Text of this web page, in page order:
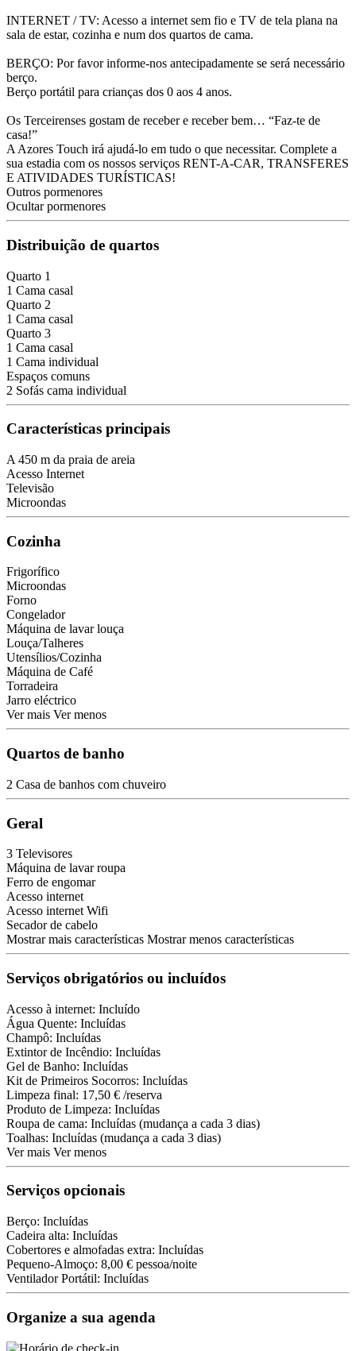
INTERNET / TV: Acesso a internet sem fio e TV de tela plana na
sala de estar, cozinha e num dos quartos de cama.
BERÇO: Por favor informe-nos antecipadamente se será necessário
berço.
Berço portátil para crianças dos 0 aos 4 anos.
Os Terceirenses gostam de receber e receber bem… “Faz-te de
casa!”
A Azores Touch irá ajudá-lo em tudo o que necessitar. Complete a
sua estadia com os nossos serviços RENT-A-CAR, TRANSFERES
E ATIVIDADES TURÍSTICAS!
Outros pormenores
Ocultar pormenores
Distribuição de quartos
Quarto 1
1 Cama casal
Quarto 2
1 Cama casal
Quarto 3
1 Cama casal
1 Cama individual
Espaços comuns
2 Sofás cama individual
Características principais
A 450 m da praia de areia
Acesso Internet
Televisão
Microondas
Cozinha
Frigorífico
Microondas
Forno
Congelador
Máquina de lavar louça
Louça/Talheres
Utensílios/Cozinha
Máquina de Café
Torradeira
Jarro eléctrico
Ver mais Ver menos
Quartos de banho
2 Casa de banhos com chuveiro
Geral
3 Televisores
Máquina de lavar roupa
Ferro de engomar
Acesso internet
Acesso internet Wifi
Secador de cabelo
Mostrar mais características Mostrar menos características
Serviços obrigatórios ou incluídos
Acesso à internet: Incluído
Água Quente: Incluídas
Champô: Incluídas
Extintor de Incêndio: Incluídas
Gel de Banho: Incluídas
Kit de Primeiros Socorros: Incluídas
Limpeza final: 17,50 € /reserva
Produto de Limpeza: Incluídas
Roupa de cama: Incluídas (mudança a cada 3 dias)
Toalhas: Incluídas (mudança a cada 3 dias)
Ver mais Ver menos
Serviços opcionais
Berço: Incluídas
Cadeira alta: Incluídas
Cobertores e almofadas extra: Incluídas
Pequeno-Almoço: 8,00 € pessoa/noite
Ventilador Portátil: Incluídas
Organize a sua agenda